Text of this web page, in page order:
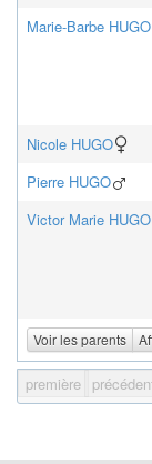
Voir les parents
Marie-Barbe HUGO
Nicole HUGO
Pierre HUGO
Victor Marie HUGO
première